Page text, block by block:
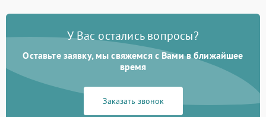
У Вас остались вопросы?
Оставьте заявку, мы свяжемся с Вами в ближайшее
время
Заказать звонок